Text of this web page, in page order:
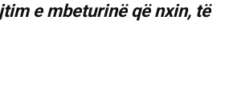
e mbeturinë që nxin, të